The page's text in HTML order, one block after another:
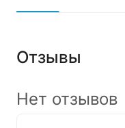
Отзывы
Нет отзывов